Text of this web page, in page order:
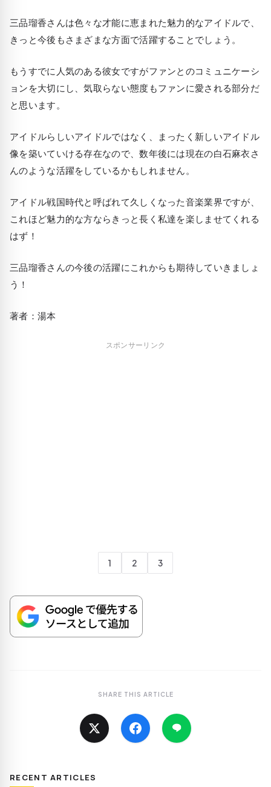
三品瑠香さんは色々な才能に恵まれた魅力的なアイドルで、
きっと今後もさまざまな方面で活躍することでしょう。
もうすでに人気のある彼女ですがファンとのコミュニケーシ
ョンを大切にし、気取らない態度もファンに愛される部分だ
と思います。
アイドルらしいアイドルではなく、まったく新しいアイドル
像を築いていける存在なので、数年後には現在の白石麻衣さ
んのような活躍をしているかもしれません。
アイドル戦国時代と呼ばれて久しくなった音楽業界ですが、
これほど魅力的な方ならきっと長く私達を楽しませてくれる
はず！
三品瑠香さんの今後の活躍にこれからも期待していきましょ
う！
著者：湯本
スポンサーリンク
1 2 3
SHARE THIS ARTICLE
RECENT ARTICLES